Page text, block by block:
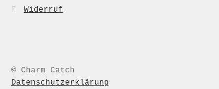
Widerruf
© Charm Catch
Datenschutzerklärung